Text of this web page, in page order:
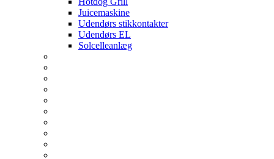
Juicemaskine
Udendørs stikkontakter
Udendørs EL
Solcelleanlæg